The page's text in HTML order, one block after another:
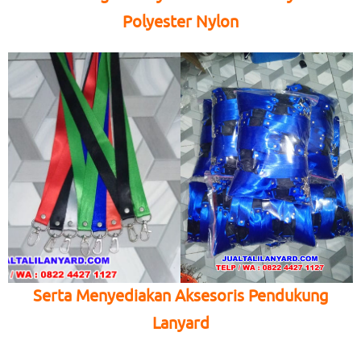
Polyester Nylon
Serta Menyediakan Aksesoris Pendukung
Lanyard